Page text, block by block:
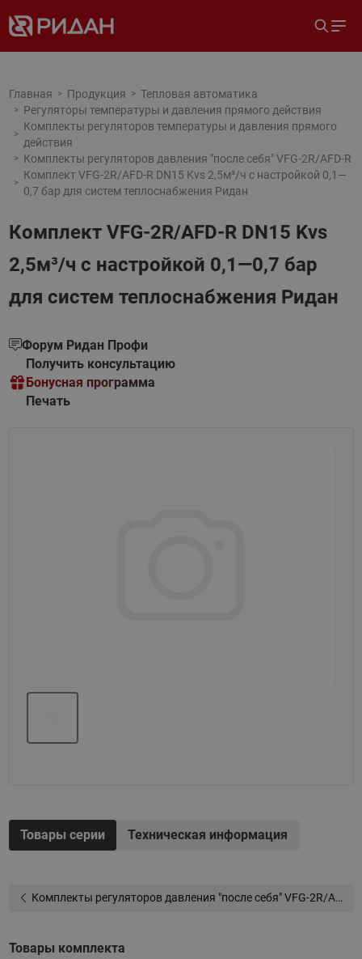
Главная Продукция
Тепловая автоматика
Регуляторы температуры и давления прямого действия
Комплекты регуляторов температуры и давления прямого
действия
Комплекты регуляторов давления "после себя" VFG-2R/AFD-R
Комплект VFG-2R/AFD-R DN15 Kvs 2,5м³/ч с настройкой 0,1—
0,7 бар для систем теплоснабжения Ридан
Комплект VFG-2R/AFD-R DN15 Kvs
2,5м³/ч с настройкой 0,1—0,7 бар
для систем теплоснабжения Ридан
Форум Ридан Профи
Получить консультацию
Бонусная программа
Печать
Товары серии Техническая информация
Комплекты регуляторов давления "после себя" VFG-2R/AFD-R
Товары комплекта